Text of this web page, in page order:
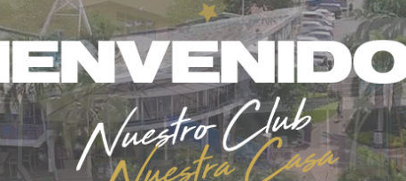
DEPORTIVAS
HORARIOS GIMNASIO
– CLASES DIRIGIDAS
COPA INTERNACIONAL
MÁSTER PEPE
FERRETTI
SERVICIO DE SALAS
SERVICIOS DE
CATERING
EVENTOS Y
BANQUETES
MÁSTER PEPE
FERRETTI
BANQUETES